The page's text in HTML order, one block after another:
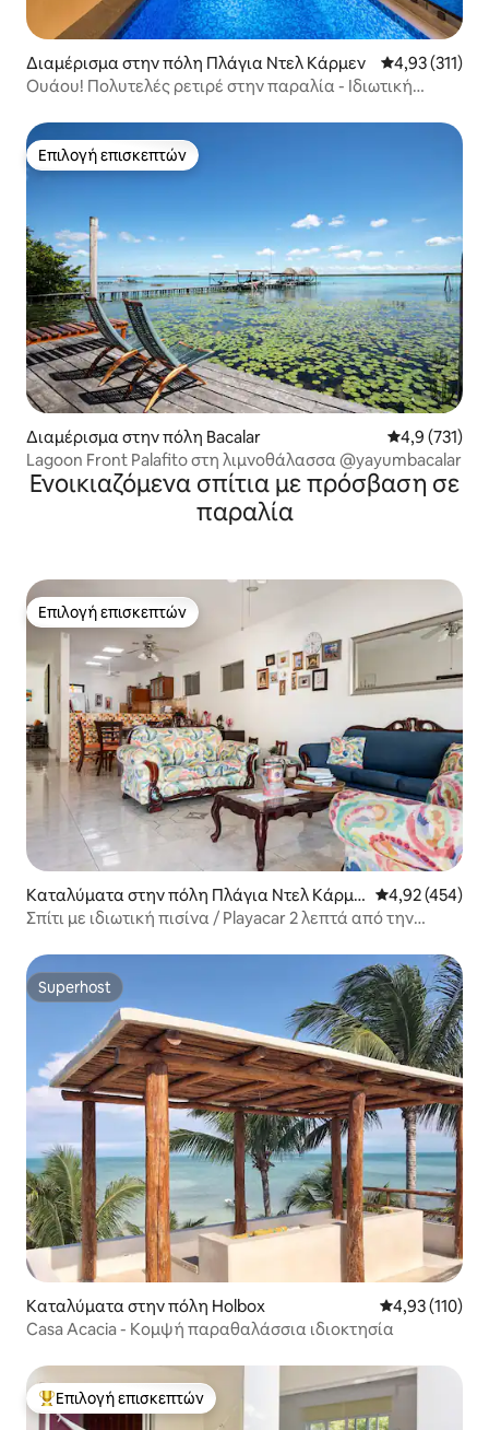
Διαμέρισμα στην πόλη Πλάγια Ντελ Κάρμεν Μέση
4,93 (311)
Ουάου! Πολυτελές ρετιρέ στην παραλία - Ιδιωτική
Επιλογή επισκεπτών
Επιλογή επισκεπτών
Διαμέρισμα στην πόλη Bacalar Μέση
4,9 (731)
Lagoon Front Palafito στη λιμνοθάλασσα @yayumbacalar
Ενοικιαζόμενα σπίτια με πρόσβαση σε
παραλία
Επιλογή επισκεπτών
Επιλογή επισκεπτών
Καταλύματα στην πόλη Πλάγια Ντελ Κάρμε
ν
Μέση
4,92 (454)
Σπίτι με ιδιωτική πισίνα / Playacar 2 λεπτά από την
Superhost
Superhost
Καταλύματα στην πόλη Holbox Μέση
4,93 (110)
Casa Acacia - Κομψή παραθαλάσσια ιδιοκτησία
Κορυφαία επιλογή επισκεπτών
Επιλογή επισκεπτών